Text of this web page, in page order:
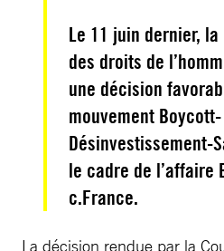
Le 11 juin dernier,
des droits de
une décision
mouvement Boycott-
Désinvestissement-
le cadre de l’affaire
c.France.
La décision rendue par la